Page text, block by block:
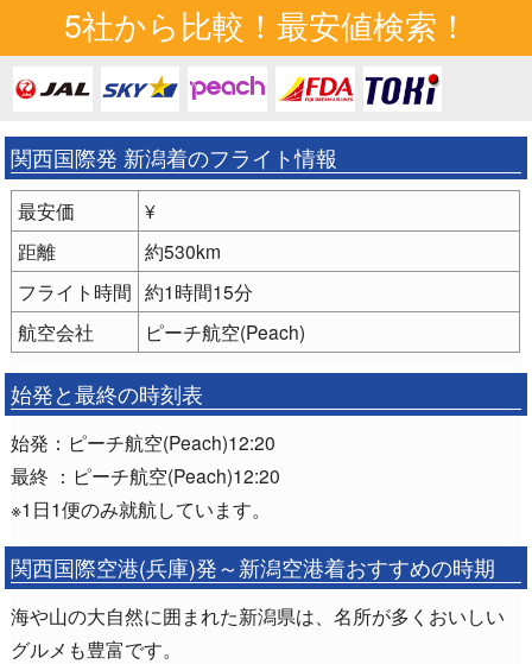
5社から比較！最安値検索！
関西国際発 新潟着のフライト情報
最安価
¥
距離
約530km
フライト時間 約1時間15分
航空会社
ピーチ航空(Peach)
始発と最終の時刻表
始発：ピーチ航空(Peach)12:20
最終 ：ピーチ航空(Peach)12:20
※1日1便のみ就航しています。
関西国際空港(兵庫)発～新潟空港着おすすめの時期
海や山の大自然に囲まれた新潟県は、名所が多くおいしい
グルメも豊富です。